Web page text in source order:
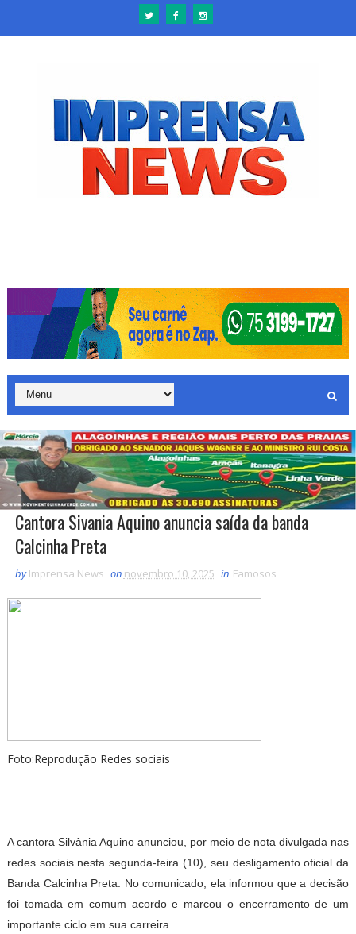
Cantora Sivania Aquino anuncia saída da banda
Calcinha Preta
by Imprensa News on novembro 10, 2025 in Famosos
Foto:Reprodução Redes sociais
A cantora Silvânia Aquino anunciou, por meio de nota divulgada nas
redes sociais nesta segunda-feira (10), seu desligamento oficial da
Banda Calcinha Preta. No comunicado, ela informou que a decisão
foi tomada em comum acordo e marcou o encerramento de um
importante ciclo em sua carreira.